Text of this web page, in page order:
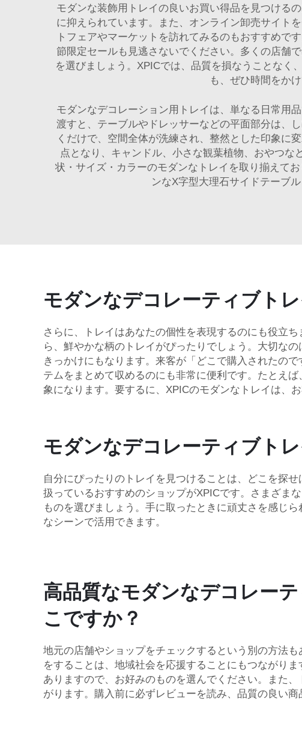
モダンな装飾用トレイの良いお買い得品を見つける
に抑えられています。また、オンライン卸売サイト
トフェアやマーケットを訪れてみるのもおすすめで
節限定セールも見逃さないでください。多くの店舗
を選びましょう。XPICでは、品質を損なうことなく
も、ぜひ時間をか
モダンなデコレーション用トレイは、単なる日常用
渡すと、テーブルやドレッサーなどの平面部分は、
くだけで、空間全体が洗練され、整然とした印象に
点となり、キャンドル、小さな観葉植物、おやつ
状・サイズ・カラーのモダンなトレイを取り揃えて
ンなX字型大理石サイドテーブ
モダンなデコレーティブト
さらに、トレイはあなたの個性を表現するのにも役立
ら、鮮やかな柄のトレイがぴったりでしょう。大切な
きっかけにもなります。来客が「どこで購入されたの
テムをまとめて収めるのにも非常に便利です。たとえ
象になります。要するに、XPICのモダンなトレイは、
モダンなデコレーティブト
自分にぴったりのトレイを見つけることは、どこを探
扱っているおすすめのショップがXPICです。さまざま
ものを選びましょう。手に取ったときに頑丈さを感じ
なシーンで活用できます。
高品質なモダンなデコレー
こですか？
地元の店舗やショップをチェックするという別の方法
をすることは、地域社会を応援することにもつながり
ありますので、お好みのものを選んでください。また
がります。購入前に必ずレビューを読み、品質の良い商